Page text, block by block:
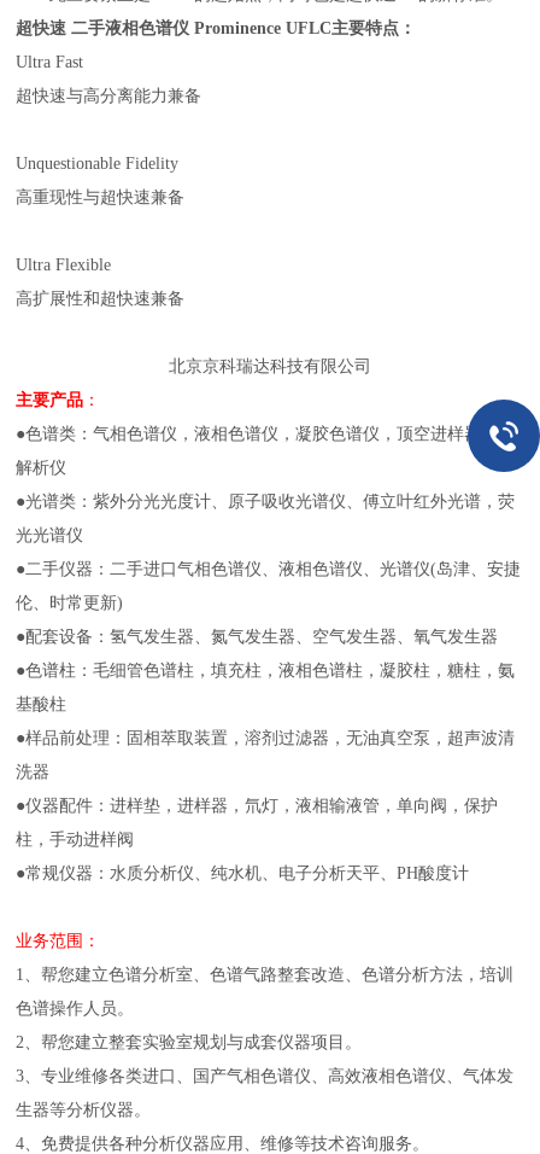
超快速 二手液相色谱仪 Prominence UFLC主要特点：
Ultra Fast
超快速与高分离能力兼备
Unquestionable Fidelity
高重现性与超快速兼备
Ultra Flexible
高扩展性和超快速兼备
北京京科瑞达科技有限公司
主要产品 ：
●色谱类：气相色谱仪，液相色谱仪，凝胶色谱仪，顶空进样器、热
解析仪
●光谱类：紫外分光光度计、原子吸收光谱仪、傅立叶红外光谱，荧
光光谱仪
●二手仪器：二手进口气相色谱仪、液相色谱仪、光谱仪(岛津、安捷
伦、时常更新)
●配套设备：氢气发生器、氮气发生器、空气发生器、氧气发生器
●色谱柱：毛细管色谱柱，填充柱，液相色谱柱，凝胶柱，糖柱，氨
基酸柱
●样品前处理：固相萃取装置，溶剂过滤器，无油真空泵，超声波清
洗器
●仪器配件：进样垫，进样器，氘灯，液相输液管，单向阀，保护
柱，手动进样阀
●常规仪器：水质分析仪、纯水机、电子分析天平、PH酸度计
业务范围：
1、帮您建立色谱分析室、色谱气路整套改造、色谱分析方法，培训
色谱操作人员。
2、帮您建立整套实验室规划与成套仪器项目。
3、专业维修各类进口、国产气相色谱仪、高效液相色谱仪、气体发
生器等分析仪器。
4、免费提供各种分析仪器应用、维修等技术咨询服务。